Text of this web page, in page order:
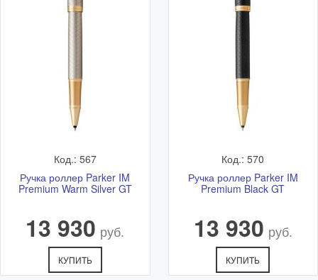
Код.: 567
Ручка роллер Parker IM
Premium Warm Silver GT
13 930 руб.
КУПИТЬ
Код.: 570
Ручка роллер Parker IM
Premium Black GT
13 930 руб.
КУПИТЬ